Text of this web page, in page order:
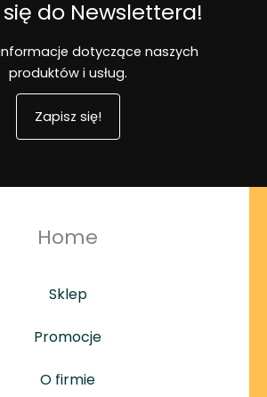
się do Newslettera!
dotyczące naszych
produktów i usług.
Zapisz się!
Home
Sklep
Promocje
O firmie